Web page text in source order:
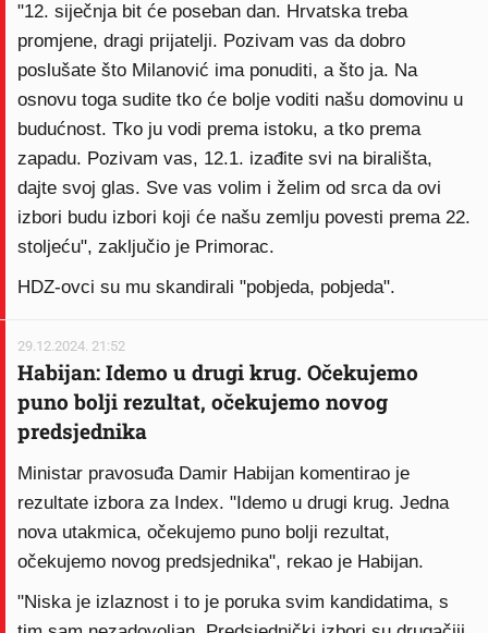
"12. siječnja bit će poseban dan. Hrvatska treba
promjene, dragi prijatelji. Pozivam vas da dobro
poslušate što Milanović ima ponuditi, a što ja. Na
osnovu toga sudite tko će bolje voditi našu domovinu u
budućnost. Tko ju vodi prema istoku, a tko prema
zapadu. Pozivam vas, 12.1. izađite svi na birališta,
dajte svoj glas. Sve vas volim i želim od srca da ovi
izbori budu izbori koji će našu zemlju povesti prema 22.
stoljeću", zaključio je Primorac.
HDZ-ovci su mu skandirali "pobjeda, pobjeda".
29.12.2024. 21:52
Habijan: Idemo u drugi krug. Očekujemo
puno bolji rezultat, očekujemo novog
predsjednika
Ministar pravosuđa Damir Habijan komentirao je
rezultate izbora za Index. "Idemo u drugi krug. Jedna
nova utakmica, očekujemo puno bolji rezultat,
očekujemo novog predsjednika", rekao je Habijan.
"Niska je izlaznost i to je poruka svim kandidatima, s